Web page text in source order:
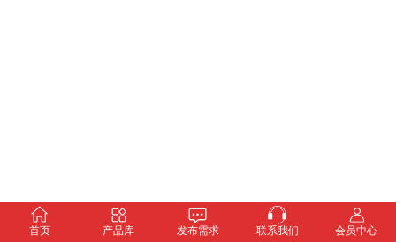
首页 产品库 发布需求 联系我们 会员中心